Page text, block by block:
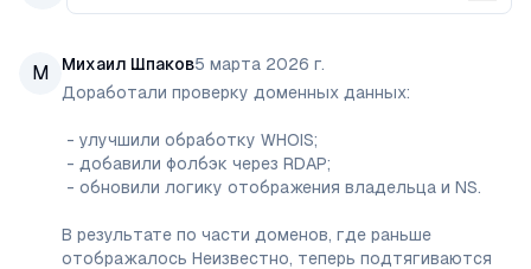
М Михаил Шпаков5 марта 2026 г.
Доработали проверку доменных данных:
В результате по части доменов, где раньше
отображалось Неизвестно, теперь подтягиваются